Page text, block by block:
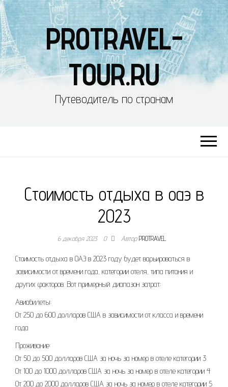
PROTRAVEL-
TOUR.RU
Путеводитель по странам
Стоимость отдыха в оаэ в
2023
6 декабря 2023 0 АвторPROTRAVEL
Стоимость отдыха в ОАЭ в 2023 году будет варьироваться в
зависимости от времени года, категории отеля, типа питания и
других факторов. Вот примерный диапазон затрат:
Авиабилеты:
От 250 до 600 долларов США в зависимости от класса и времени
года
Проживание:
От 50 до 500 долларов США за ночь за номер в отеле категории 3
От 100 до 1000 долларов США за ночь за номер в отеле категории 4
От 200 до 2000 долларов США за ночь за номер в отеле категории 5